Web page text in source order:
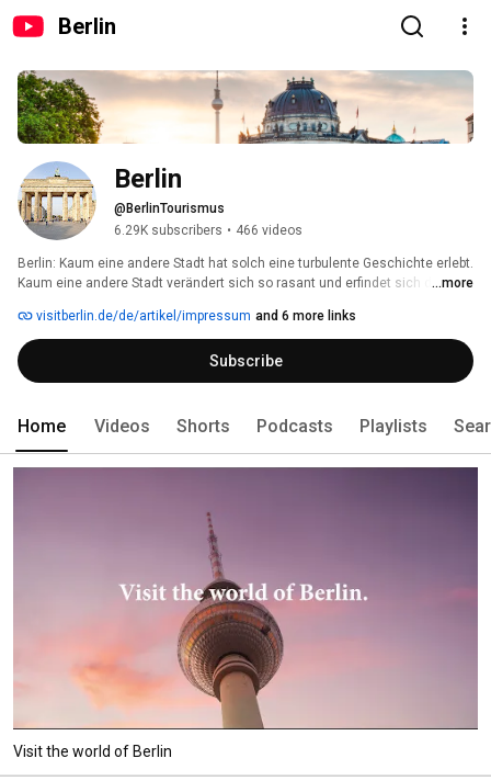
Berlin
Berlin
@BerlinTourismus
6.29K subscribers • 466 videos
Berlin: Kaum eine andere Stadt hat solch eine turbulente Geschichte erlebt.
Kaum eine andere Stadt verändert sich so rasant und erfindet sich dabei
Mauer ist Berlin spannender als jemals zuvor.
...more
visitberlin.de/de/artikel/impressum and 6 more links
Subscribe
Home Videos Shorts Podcasts Playlists
Visit the world of Berlin